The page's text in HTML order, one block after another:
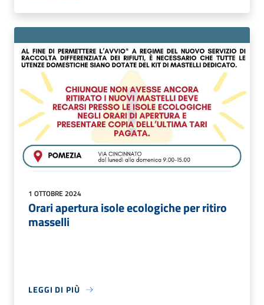
1 OTTOBRE 2024
Orari apertura isole ecologiche per ritiro
masselli
LEGGI DI PIÙ